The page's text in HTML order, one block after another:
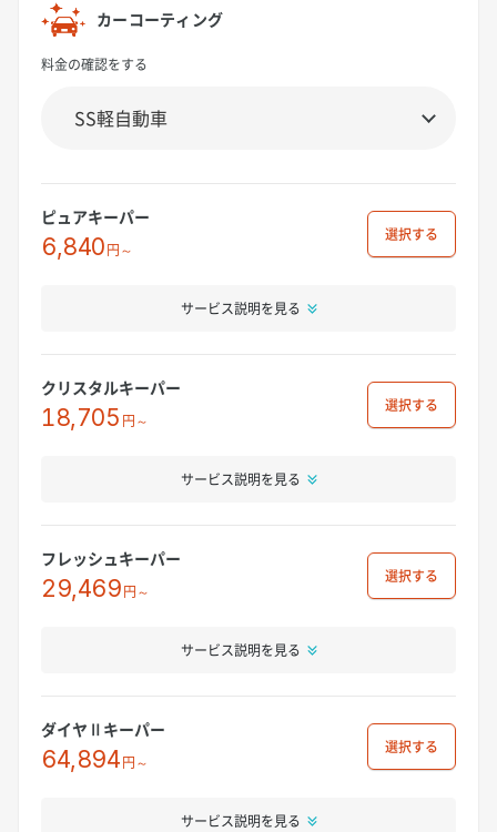
カーコーティング
料金の確認をする
ピュアキーパー
6,840円～
選択
サービス説明を見る
クリスタルキーパー
18,705 円～
選択
サービス説明を見る
フレッシュキーパー
29,469円～
選択
サービス説明を見る
ダイヤⅡキーパー
64,894円～
選択
サービス説明を見る